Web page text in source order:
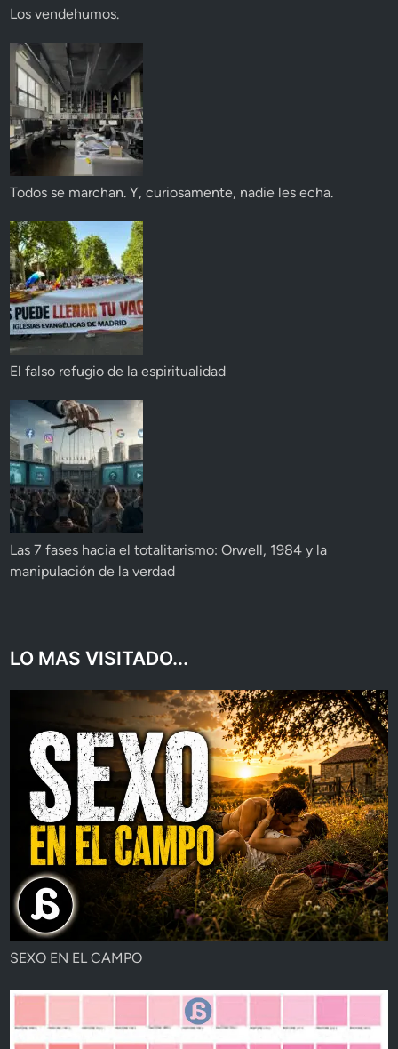
Los vendehumos.
Todos se marchan. Y, curiosamente, nadie les echa.
El falso refugio de la espiritualidad
Las 7 fases hacia el totalitarismo: Orwell, 1984 y la
manipulación de la verdad
LO MAS VISITADO...
SEXO EN EL CAMPO